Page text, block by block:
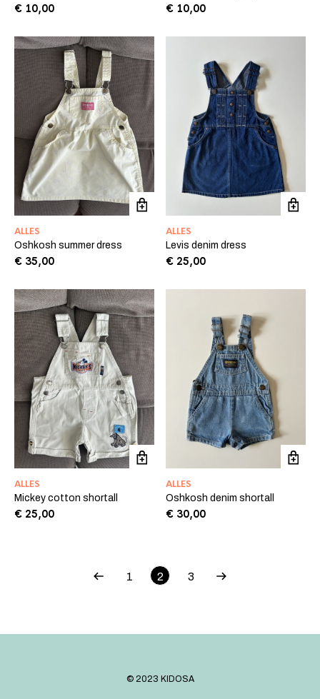
€ 10,00 € 10,00
ALLES
Oshkosh summer dress
€ 35,00
ALLES
Levis denim dress
€ 25,00
ALLES
Mickey cotton shortall
€ 25,00
ALLES
Oshkosh denim shortall
€ 30,00
1 2 3
©️ 2023 KIDOSA